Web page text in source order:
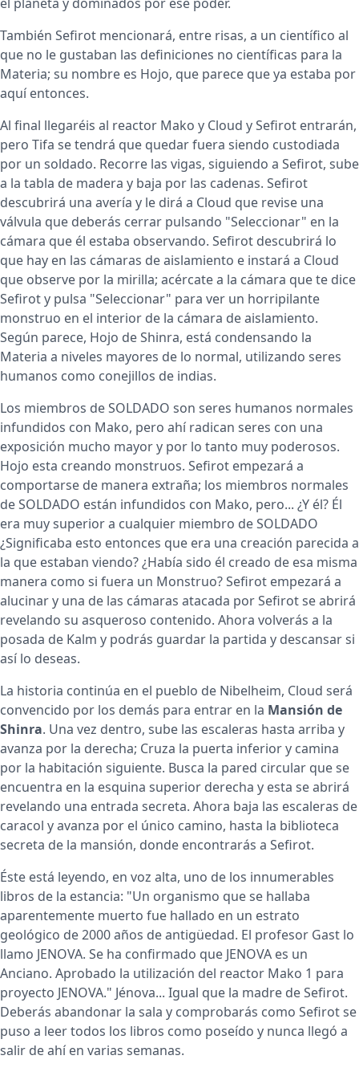
También Sefirot mencionará, entre risas, a un científico al
que no le gustaban las definiciones no científicas para la
Materia; su nombre es Hojo, que parece que ya estaba por
aquí entonces.
Al final llegaréis al reactor Mako y Cloud y Sefirot entrarán,
pero Tifa se tendrá que quedar fuera siendo custodiada
por un soldado. Recorre las vigas, siguiendo a Sefirot, sube
a la tabla de madera y baja por las cadenas. Sefirot
descubrirá una avería y le dirá a Cloud que revise una
válvula que deberás cerrar pulsando "Seleccionar" en la
cámara que él estaba observando. Sefirot descubrirá lo
que hay en las cámaras de aislamiento e instará a Cloud
que observe por la mirilla; acércate a la cámara que te dice
Sefirot y pulsa "Seleccionar" para ver un horripilante
monstruo en el interior de la cámara de aislamiento.
Según parece, Hojo de Shinra, está condensando la
Materia a niveles mayores de lo normal, utilizando seres
humanos como conejillos de indias.
Los miembros de SOLDADO son seres humanos normales
infundidos con Mako, pero ahí radican seres con una
exposición mucho mayor y por lo tanto muy poderosos.
Hojo esta creando monstruos. Sefirot empezará a
comportarse de manera extraña; los miembros normales
de SOLDADO están infundidos con Mako, pero... ¿Y él? Él
era muy superior a cualquier miembro de SOLDADO
¿Significaba esto entonces que era una creación parecida a
la que estaban viendo? ¿Había sido él creado de esa misma
manera como si fuera un Monstruo? Sefirot empezará a
alucinar y una de las cámaras atacada por Sefirot se abrirá
revelando su asqueroso contenido. Ahora volverás a la
posada de Kalm y podrás guardar la partida y descansar si
así lo deseas.
La historia continúa en el pueblo de Nibelheim, Cloud será
convencido por los demás para entrar en la Mansión de
Shinra. Una vez dentro, sube las escaleras hasta arriba y
avanza por la derecha; Cruza la puerta inferior y camina
por la habitación siguiente. Busca la pared circular que se
encuentra en la esquina superior derecha y esta se abrirá
revelando una entrada secreta. Ahora baja las escaleras de
caracol y avanza por el único camino, hasta la biblioteca
secreta de la mansión, donde encontrarás a Sefirot.
Éste está leyendo, en voz alta, uno de los innumerables
libros de la estancia: "Un organismo que se hallaba
aparentemente muerto fue hallado en un estrato
geológico de 2000 años de antigüedad. El profesor Gast lo
llamo JENOVA. Se ha confirmado que JENOVA es un
Anciano. Aprobado la utilización del reactor Mako 1 para
proyecto JENOVA." Jénova... Igual que la madre de Sefirot.
Deberás abandonar la sala y comprobarás como Sefirot se
puso a leer todos los libros como poseído y nunca llegó a
salir de ahí en varias semanas.